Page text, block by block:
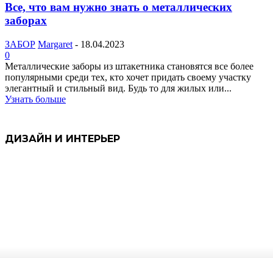
Все, что вам нужно знать о металлических
заборах
ЗАБОР Margaret - 18.04.2023
0
Металлические заборы из штакетника становятся все более
популярными среди тех, кто хочет придать своему участку
элегантный и стильный вид. Будь то для жилых или...
Узнать больше
ДИЗАЙН И ИНТЕРЬЕР